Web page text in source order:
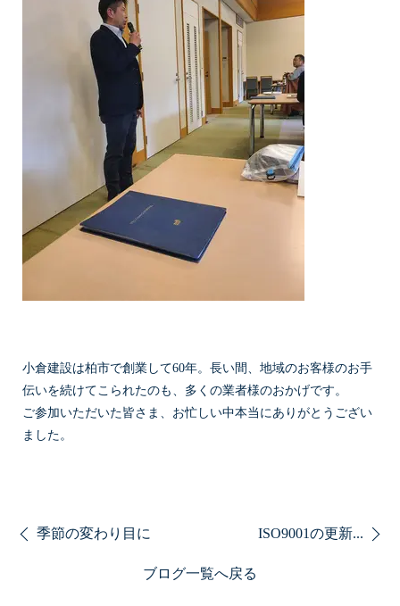
小倉建設は柏市で創業して60年。長い間、地域のお客様のお手
伝いを続けてこられたのも、多くの業者様のおかげです。
ご参加いただいた皆さま、お忙しい中本当にありがとうござい
ました。
季節の変わり目に
ブログ一覧へ戻る
ISO9001の更新...